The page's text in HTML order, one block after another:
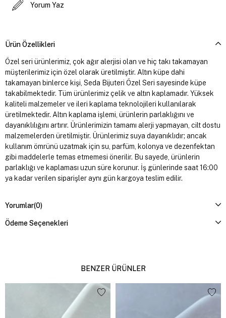
Yorum Yaz
Ürün Özellikleri
Özel seri ürünlerimiz, çok ağır alerjisi olan ve hiç takı takamayan
müşterilerimiz için özel olarak üretilmiştir. Altın küpe dahi
takamayan binlerce kişi, Seda Bijuteri Özel Seri sayesinde küpe
takabilmektedir. Tüm ürünlerimiz çelik ve altın kaplamadır. Yüksek
kaliteli malzemeler ve ileri kaplama teknolojileri kullanılarak
üretilmektedir. Altın kaplama işlemi, ürünlerin parlaklığını ve
dayanıklılığını artırır. Ürünlerimizin tamamı alerji yapmayan, cilt dostu
malzemelerden üretilmiştir. Ürünlerimiz suya dayanıklıdır; ancak
kullanım ömrünü uzatmak için su, parfüm, kolonya ve dezenfektan
gibi maddelerle temas etmemesi önerilir. Bu sayede, ürünlerin
parlaklığı ve kaplaması uzun süre korunur. İş günlerinde saat 16:00
ya kadar verilen siparişler aynı gün kargoya teslim edilir.
Yorumlar(0)
Ödeme Seçenekleri
BENZER ÜRÜNLER